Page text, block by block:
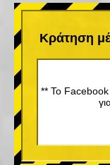
Κράτηση
** Το Facebook